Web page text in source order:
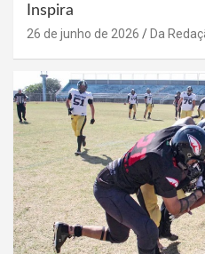
Inspira
26 de junho de 2026 Da